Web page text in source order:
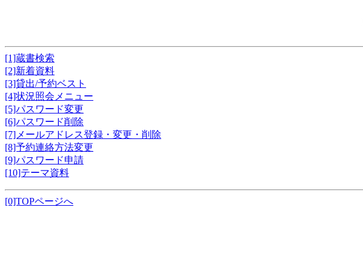
[1]蔵書検索
[2]新着資料
[3]貸出/予約ベスト
[4]状況照会メニュー
[5]パスワード変更
[6]パスワード削除
[7]メールアドレス登録・変更・削除
[8]予約連絡方法変更
[9]パスワード申請
[10]テーマ資料
[0]TOPページへ